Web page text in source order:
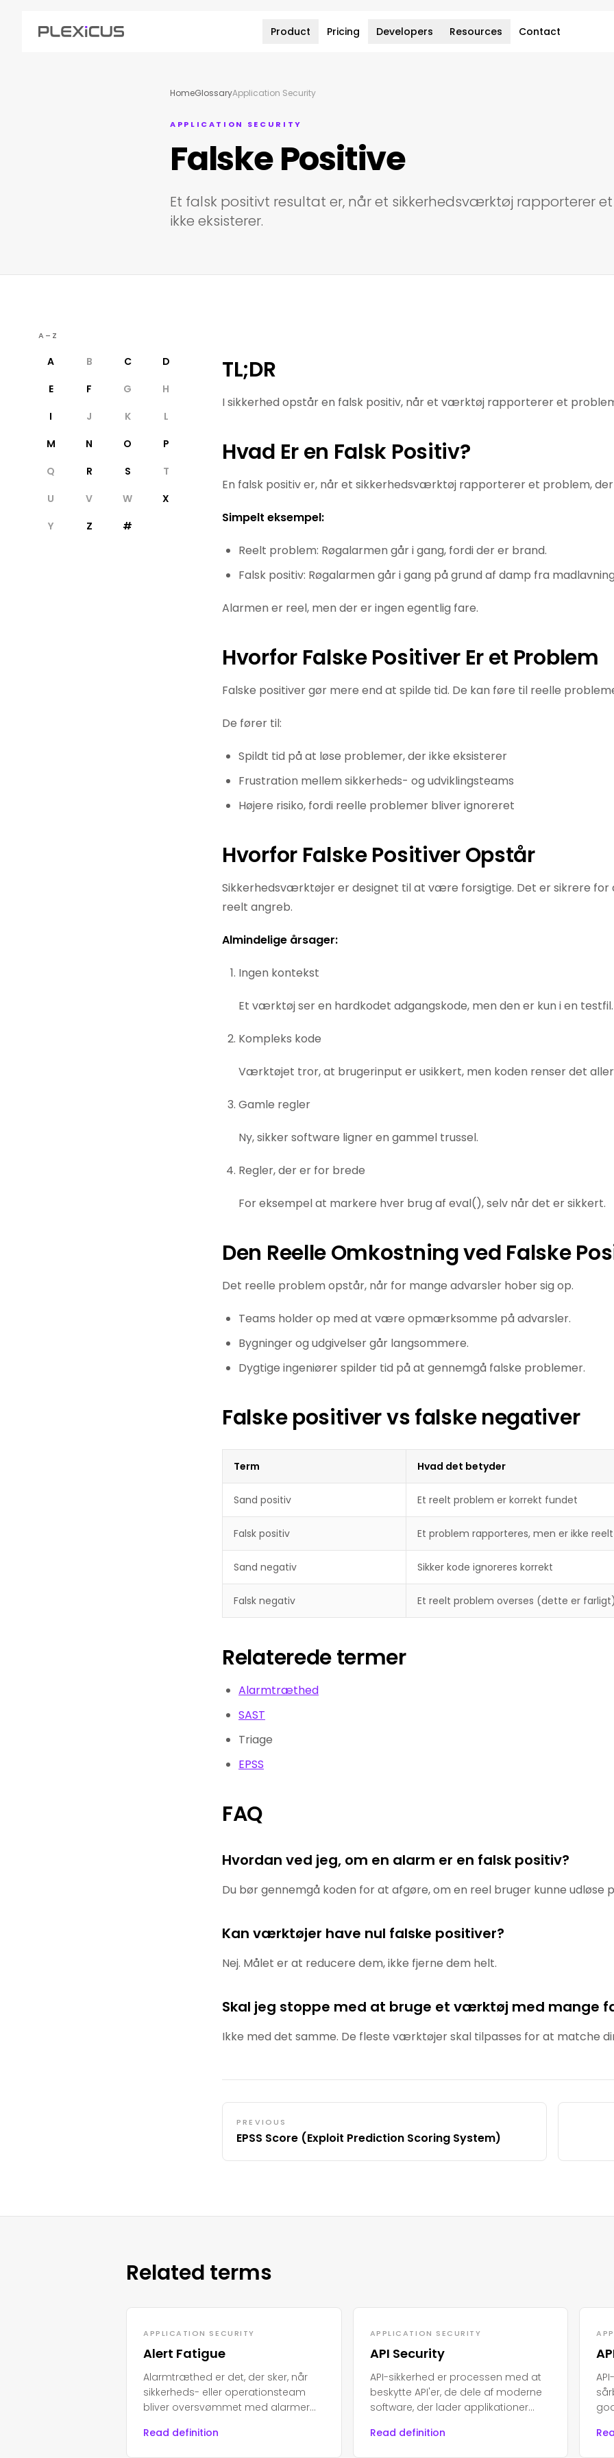
Product Pricing Developers Resources Contact
HomeGlossaryApplication Security
APPLICATION SECURITY
Falske Positive
Et falsk positivt resultat er, når et sikkerhedsværktøj rapporterer
ikke eksisterer.
A–Z
A B C
D
E
F G
H
I
J K
L
M
N O
P
Q
R S
T
U
V W
X
Y
Z #
TL;DR
I sikkerhed opstår en falsk positiv, når et værktøj rapporterer et
Hvad Er en Falsk Positiv?
En falsk positiv er, når et sikkerhedsværktøj rapporterer et problem,
Simpelt eksempel:
Reelt problem: Røgalarmen går i gang, fordi der er brand.
Falsk positiv: Røgalarmen går i gang på grund af damp fra
Alarmen er reel, men der er ingen egentlig fare.
Hvorfor Falske Positiver Er et Problem
Falske positiver gør mere end at spilde tid. De kan føre til reelle
De fører til:
Spildt tid på at løse problemer, der ikke eksisterer
Frustration mellem sikkerheds- og udviklingsteams
Højere risiko, fordi reelle problemer bliver ignoreret
Hvorfor Falske Positiver Opstår
Sikkerhedsværktøjer er designet til at være forsigtige. Det er sikrere
reelt angreb.
Almindelige årsager:
Ingen kontekst
Et værktøj ser en hardkodet adgangskode, men den er kun i en testfil.
Kompleks kode
Værktøjet tror, at brugerinput er usikkert, men koden renser det
Gamle regler
Ny, sikker software ligner en gammel trussel.
Regler, der er for brede
For eksempel at markere hver brug af eval(), selv når det er sikkert.
Den Reelle Omkostning ved Falske
Det reelle problem opstår, når for mange advarsler hober sig op.
Teams holder op med at være opmærksomme på advarsler.
Bygninger og udgivelser går langsommere.
Dygtige ingeniører spilder tid på at gennemgå falske problemer.
Falske positiver vs falske negativer
Term Hvad det betyder
Sand positiv Et reelt problem er korrekt fundet
Falsk positiv Et problem rapporteres, men er ikke reelt
Sand negativ Sikker kode ignoreres korrekt
Falsk negativ Et reelt problem overses (dette er
Relaterede termer
Alarmtræthed
SAST
Triage
EPSS
FAQ
Hvordan ved jeg, om en alarm er en falsk positiv?
Du bør gennemgå koden for at afgøre, om en reel bruger kunne udløse
Kan værktøjer have nul falske positiver?
Nej. Målet er at reducere dem, ikke fjerne dem helt.
Skal jeg stoppe med at bruge et værktøj med mange
Ikke med det samme. De fleste værktøjer skal tilpasses for at matche
PREVIOUS
EPSS Score (Exploit Prediction Scoring System)
Related terms
APPLICATION SECURITY
Alert Fatigue
Alarmtræthed er det, der sker, når
sikkerheds- eller operationsteam
bliver oversvømmet med alarmer
stressede og begynder at ignorere
Read definition
APPLICATION SECURITY
API Security
API-sikkerhed er processen med at
beskytte API'er, de dele af moderne
software, der lader applikationer
adgang, misbrug eller angreb.
Read definition